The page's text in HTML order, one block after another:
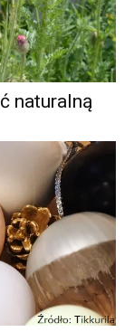
naturalną